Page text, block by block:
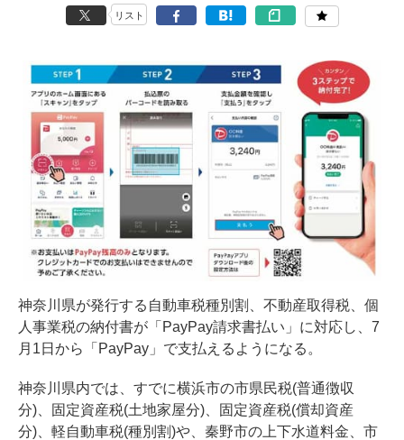
リスト
神奈川県が発行する自動車税種別割、不動産取得税、個
人事業税の納付書が「PayPay請求書払い」に対応し、7
月1日から「PayPay」で支払えるようになる。
神奈川県内では、すでに横浜市の市県民税(普通徴収
分)、固定資産税(土地家屋分)、固定資産税(償却資産
分)、軽自動車税(種別割)や、秦野市の上下水道料金、市